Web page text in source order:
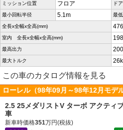
ミッション位置 フロア ド
最小回転半径 5.1m 最
全長x全幅x全高(mm)
室内 全長x全幅x全高(mm)
最高出力
最大トルク
この車のカタログ情報を見る
ローレル（98年09月～98年12月モデ
2.5 25メダリストV ターボ アクティ
車
新車時価格351万円(税抜)